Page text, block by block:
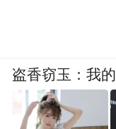
盗香窃玉：我